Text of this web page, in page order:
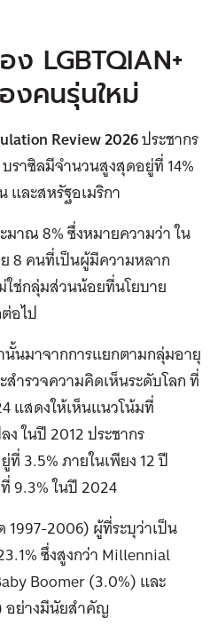
LGBTQIAN+
งคนรุ่นใหม่
Review 2026ประชากร
ราซิลมีจำนวนสูงสุดอยู่ที่ 14%
และสหรัฐอเมริกา
าณ 8% ซึ่งหมายความว่า ใน
8 คนที่เป็นผู้มีความหลาก
ใช่กลุ่มส่วนน้อยที่นโยบาย
อไป
นมาจากการแยกตามกลุ่มอายุ
ำรวจความคิดเห็นระดับโลก ที่
แสดงให้เห็นแนวโน้มที่
ง ในปี 2012 ประชากร
ที่ 3.5% ภายในเพียง 12 ปี
9.3% ในปี 2024
1997-2006) ผู้ที่ระบุว่าเป็น
ซึ่งสูงกว่า Millennial
Boomer (3.0%) และ
อย่างมีนัยสำคัญ